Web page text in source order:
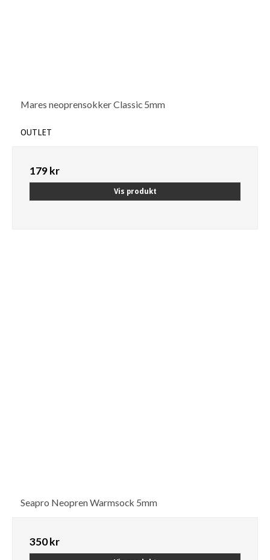
Mares neoprensokker Classic 5mm
OUTLET
179 kr
Vis produkt
Seapro Neopren Warmsock 5mm
350 kr